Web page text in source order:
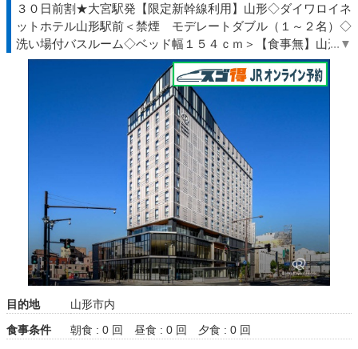
３０日前割★大宮駅発【限定新幹線利用】山形◇ダイワロイネ
ットホテル山形駅前＜禁煙 モデレートダブル（１～２名）◇
洗い場付バスルーム◇ベッド幅１５４ｃｍ＞【食事無】山形駅
東口より徒歩約３分◇ＪＲ駅受取
目的地
山形市内
食事条件
朝食 : 0 回 昼食 : 0 回
夕食 : 0 回